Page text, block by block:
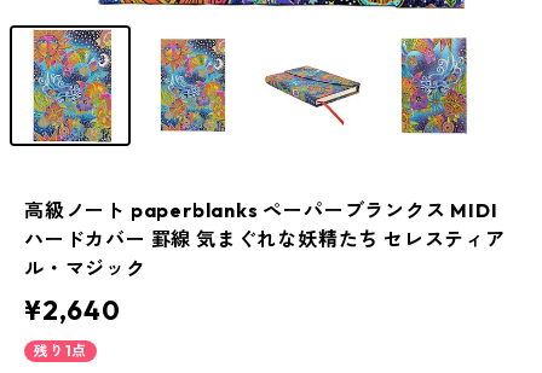
高級ノート paperblanks ペーパーブランクス MIDI
ハードカバー 罫線 気まぐれな妖精たち セレスティア
ル・マジック
¥2,640
残り1点